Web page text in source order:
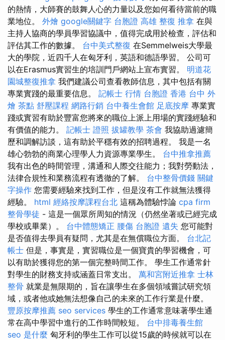
的熱情，大師賽的鼓舞人心的力量以及您如何看待當前的職
業地位。 外燴 google關鍵字 台胞證 高雄 整復 推拿 在與
主持人協商的學員學習協議中，值得完成用於檢查，評估和
評估其工作的數據。 台中美式整復 在Semmelweis大學最
大的學院，近四千人在匈牙利，英語和德語學習。 公司可
以在Erasmus實習生的培訓門戶網站上宣布實習。 明道花
園城整復推拿 我們建議公司查看教師信息，其中包括有關
專業實踐的最重要信息。 記帳士 行情 台胞證 香港 台中 外
燴 茶點 舒壓課程 網路行銷 台中養生會館 足底按摩 專業實
踐或實習有助於豐富您將來的職位上派上用場的實踐經驗和
有價值的能力。 記帳士 證照 拔罐教學 茶會 我協助過濾簡
歷和調解訪談，這有助於平穩有效的招聘過程。 我是一名
雄心勃勃的商業心理學人力資源專業學生。 台中推拿推薦
我有出色的時間管理，溝通和人際交往能力；我對勞動法，
法律合規性和業務流程有透徹的了解。 台中整骨價錢 關鍵
字操作 您需要經驗來找到工作，但是沒有工作就無法獲得
經驗。 html 經絡按摩課程台北 這稱為體驗悖論 cpa firm
整骨學徒 - 這是一個眾所周知的情況（仍然坐著或已經完成
學校或畢業）。 台中體態矯正 腰傷 台胞證 遺失 您可能對
是否值得去學員有疑問，尤其是在無償職位方面。 台北記
帳士 但是，事實是，實習職位是一個寶貴的學習機會，可
以有助於獲得您的第一個完整時間工作。 學生工作通常針
對學生的財務支持或涵蓋日常支出。 萬和宮附近推拿 士林
整骨 就業是無限期的，旨在讓學生在多個領域嘗試研究領
域，或者他或她無法想像自己的未來的工作行業是什麼。
豐原按摩推薦 seo services 學生的工作通常意味著學生通
常在高中學習中進行的工作時間較短。 台中排毒養生館
seo 是什麼 匈牙利的學生工作可以從15歲的時候就可以在